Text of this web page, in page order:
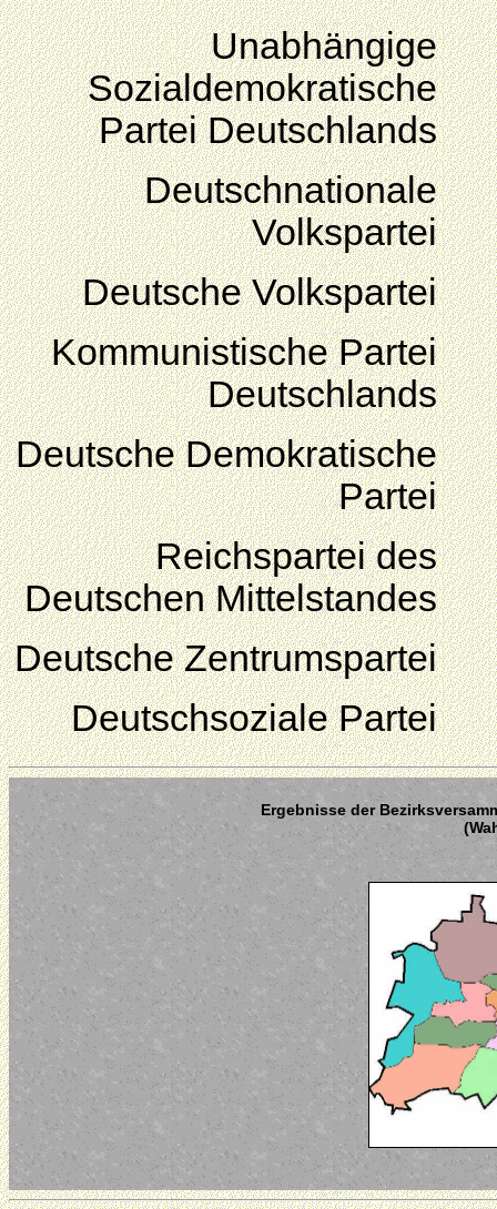
Unabhängige
Sozialdemokratische
Partei Deutschlands
Deutschnationale
Volkspartei
Deutsche Volkspartei
Kommunistische Partei
Deutschlands
Deutsche Demokratische
Partei
Reichspartei des
Deutschen Mittelstandes
Deutsche Zentrumspartei
Deutschsoziale Partei
Ergebnisse der